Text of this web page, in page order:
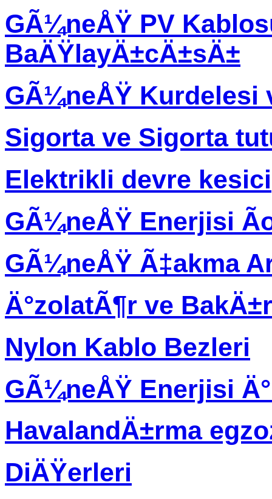
GÃ¼neÅŸ PV
BaÄŸlayÄ±cÄ±sÄ±
GÃ¼neÅŸ Kurdelesi
Sigorta ve Sigorta
Elektrikli devre kesici
GÃ¼neÅŸ Enerjisi
GÃ¼neÅŸ Ã‡akma
Ä°zolatÃ¶r ve
Nylon Kablo Bezleri
GÃ¼neÅŸ Enerjisi
HavalandÄ±rma
DiÄŸerleri